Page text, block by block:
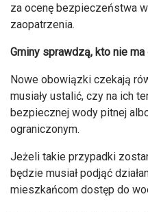
za ocenę bezpieczeństwa
zaopatrzenia.
Gminy sprawdzą, kto nie
Nowe obowiązki czekają
musiały ustalić, czy na ich
bezpiecznej wody pitnej
ograniczonym.
Jeżeli takie przypadki
będzie musiał podjąć
mieszkańcom dostęp do